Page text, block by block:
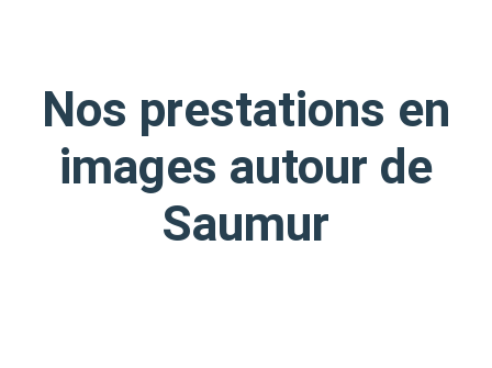
Nos prestations en
images autour de
Saumur